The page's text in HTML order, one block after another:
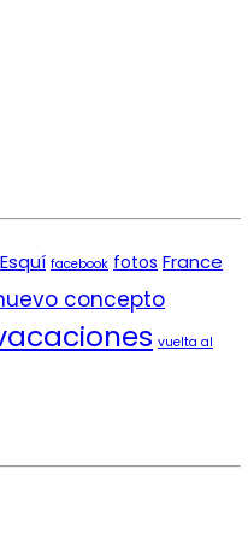
Esquí facebook fotos France
concepto
vuelta al